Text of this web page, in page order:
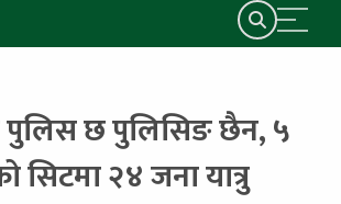
पुलिस छ पुलिसिङ छैन, ५
सिटमा २४ जना यात्रु